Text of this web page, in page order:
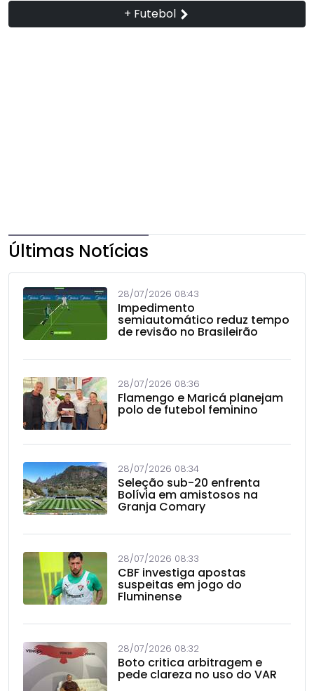
+ Futebol
Últimas Notícias
28/07/2026 08:43
Impedimento
semiautomático reduz tempo
de revisão no Brasileirão
28/07/2026 08:36
Flamengo e Maricá planejam
polo de futebol feminino
28/07/2026 08:34
Seleção sub-20 enfrenta
Bolívia em amistosos na
Granja Comary
28/07/2026 08:33
CBF investiga apostas
suspeitas em jogo do
Fluminense
28/07/2026 08:32
Boto critica arbitragem e
pede clareza no uso do VAR